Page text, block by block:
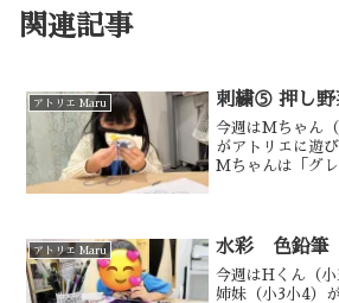
関連記事
アトリエ Maru 刺繍⑤ 押し
今週はMちゃん
がアトリエに遊
Mちゃんは「グ
ペースで制作が
アトリエ Maru 水彩 色鉛筆
今週はHくん（
姉妹（小3小4）